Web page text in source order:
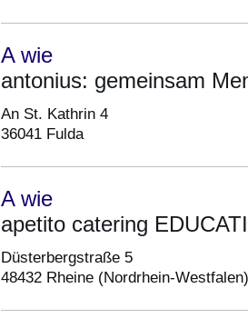
A wie
antonius: gemeinsam
An St. Kathrin 4
36041 Fulda
A wie
apetito catering
Düsterbergstraße 5
48432 Rheine (Nordrhein-Westfalen)